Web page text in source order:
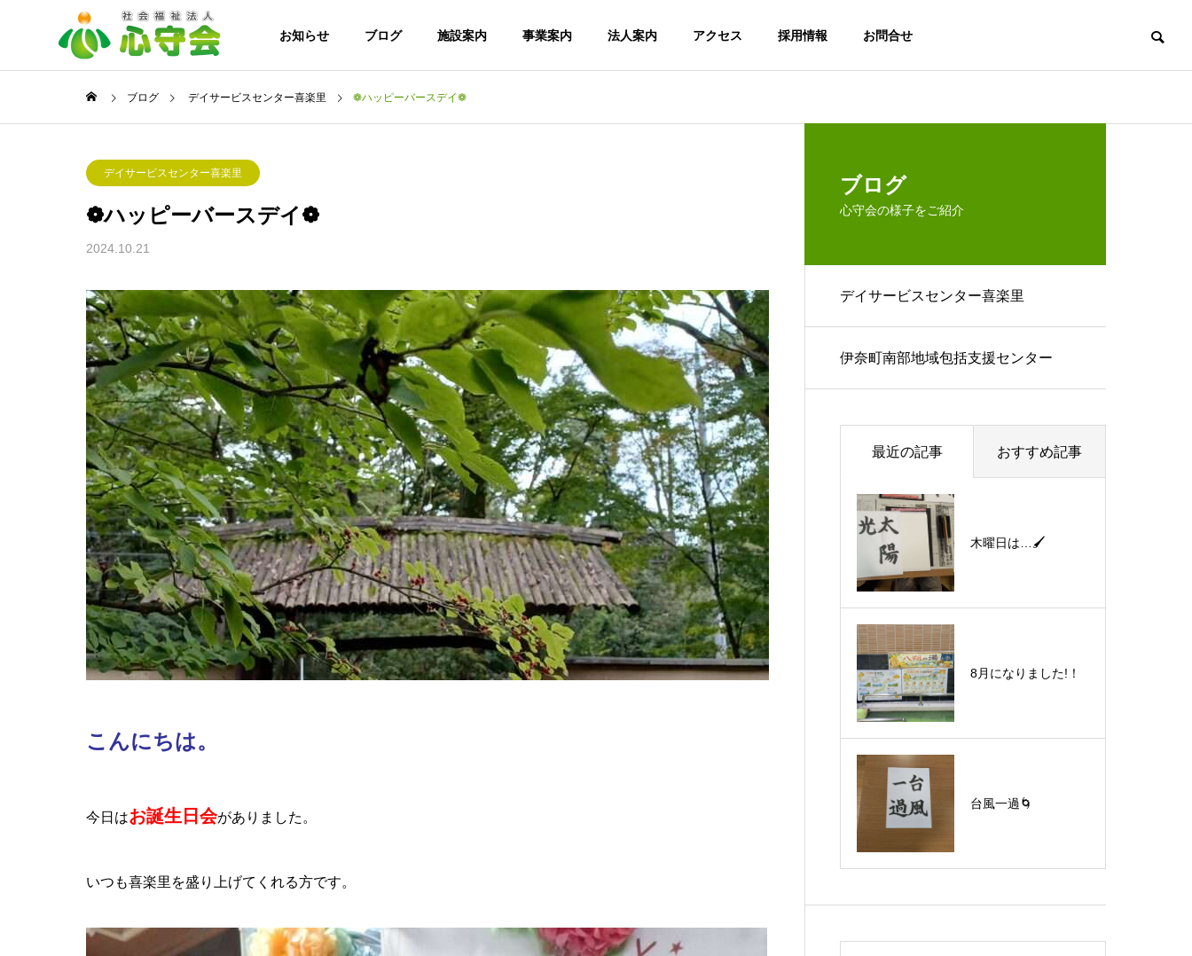
お知らせ ブログ 施設案内 事業案内 法人案内 アクセス 採用情報 お問合せ
8月になりました!！ 台風一過🌀 暑さの中休み☔
事業案内
特別養護老人
ホーム ここ
ろの杜
こころの杜・
ショートステ
イ
デイサービス
センター 喜
事業所 ここ
域包括支援セ
法人案内
法人概要
協力施設・関連施設 情報公開
ブログ デイサービスセンター喜楽里 ❁ハッピーバースデイ❁
デイサービスセンター喜楽里
❁ハッピーバースデイ❁
2024.10.21
こんにちは。
今日はお誕生日会がありました。
いつも喜楽里を盛り上げてくれる方です。
ブログ
心守会の様子をご紹介
デイサービスセンター喜楽里
伊奈町南部地域包括支援センター
最近の記事 おすすめ記事
木曜日は…🖌
8月になりました!！
台風一過🌀